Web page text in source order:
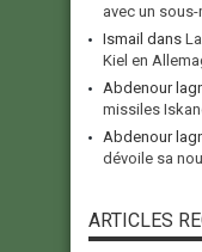
avec un
Ismail dans
Kiel en
Abdenour
missiles
Abdenour
dévoile sa
ARTICLES